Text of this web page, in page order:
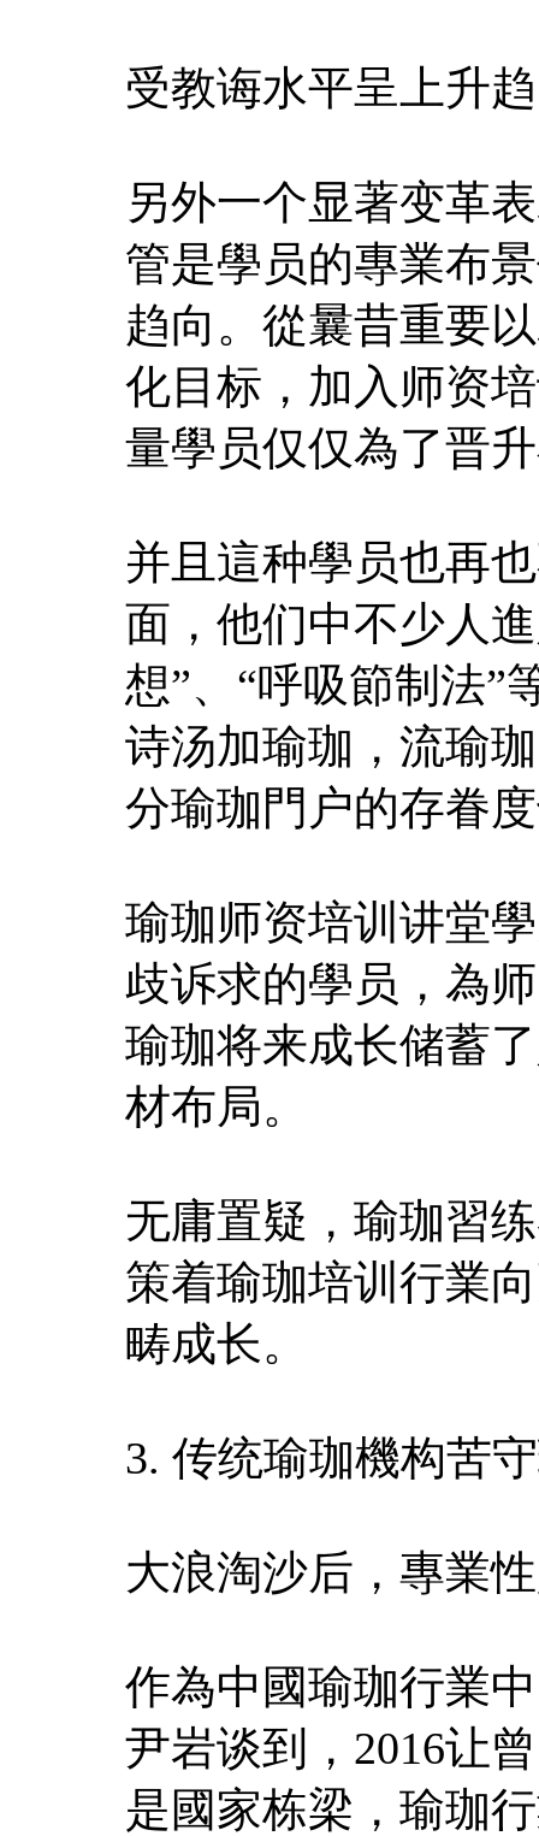
受教诲水平呈上升
另外一个显著变革
管是學员的專業布
趋向。從曩昔重要
化目标，加入师资
量學员仅仅為了晋
并且這种學员也再
面，他们中不少人
想”、“呼吸節制法”
诗汤加瑜珈，流瑜
分瑜珈門户的存眷
瑜珈师资培训讲堂
歧诉求的學员，為
瑜珈将来成长储蓄
材布局。
无庸置疑，瑜珈習
策着瑜珈培训行業
畴成长。
3. 传统瑜珈機构苦
大浪淘沙后，專業
作為中國瑜珈行業
尹岩谈到，2016让
是國家栋梁，瑜珈